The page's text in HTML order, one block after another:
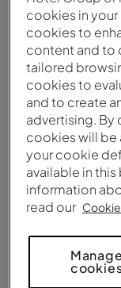
Destination /
Besoin de
Oui
Non
Besoin
cookies in your
cookies to
content and to
tailored
cookies to
and to create
advertising. By
cookies will be
your cookie
available in
information
read our
Manage